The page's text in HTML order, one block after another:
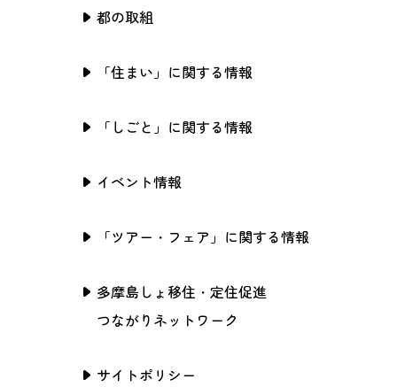
都の取組
「住まい」に関する情報
「しごと」に関する情報
イベント情報
「ツアー・フェア」に関する情報
多摩島しょ移住・定住促進
つながりネットワーク
サイトポリシー